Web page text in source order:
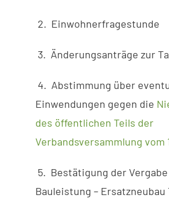
2. Einwohnerfragestunde
3. Änderungsanträge zur
4. Abstimmung über
Einwendungen gegen die
des öffentlichen Teils der
Verbandsversammlung vom
5. Bestätigung der
Bauleistung – Ersatzneubau